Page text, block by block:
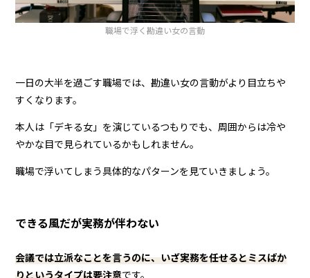
職場で浮く勘違い女の言動
一日の大半を過ごす職場では、勘違い女の言動がより目立ちや
すくなります。
本人は「デキる女」を演じているつもりでも、周囲からは冷や
やかな目で見られているかもしれません。
職場で浮いてしまう具体的なパターンを見ていきましょう。
できる風だが実務が伴わない
会議では立派なことを言うのに、いざ実務を任せるとミスばか
りというタイプは要注意です。